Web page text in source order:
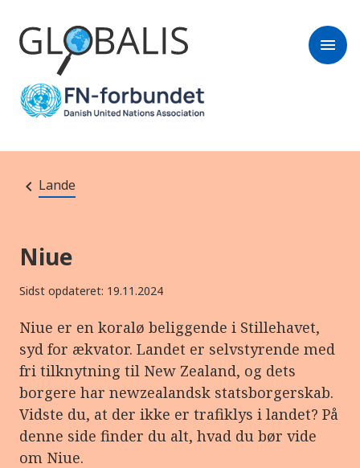
menu
Lande
Niue
Sidst opdateret: 19.11.2024
Niue er en koralø beliggende i Stillehavet,
syd for ækvator. Landet er selvstyrende med
fri tilknytning til New Zealand, og dets
borgere har newzealandsk statsborgerskab.
Vidste du, at der ikke er trafiklys i landet? På
denne side finder du alt, hvad du bør vide
om Niue.